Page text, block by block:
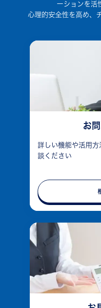
ーションを活
心理的安全性を高め、
お
詳しい機能や活用方
談ください